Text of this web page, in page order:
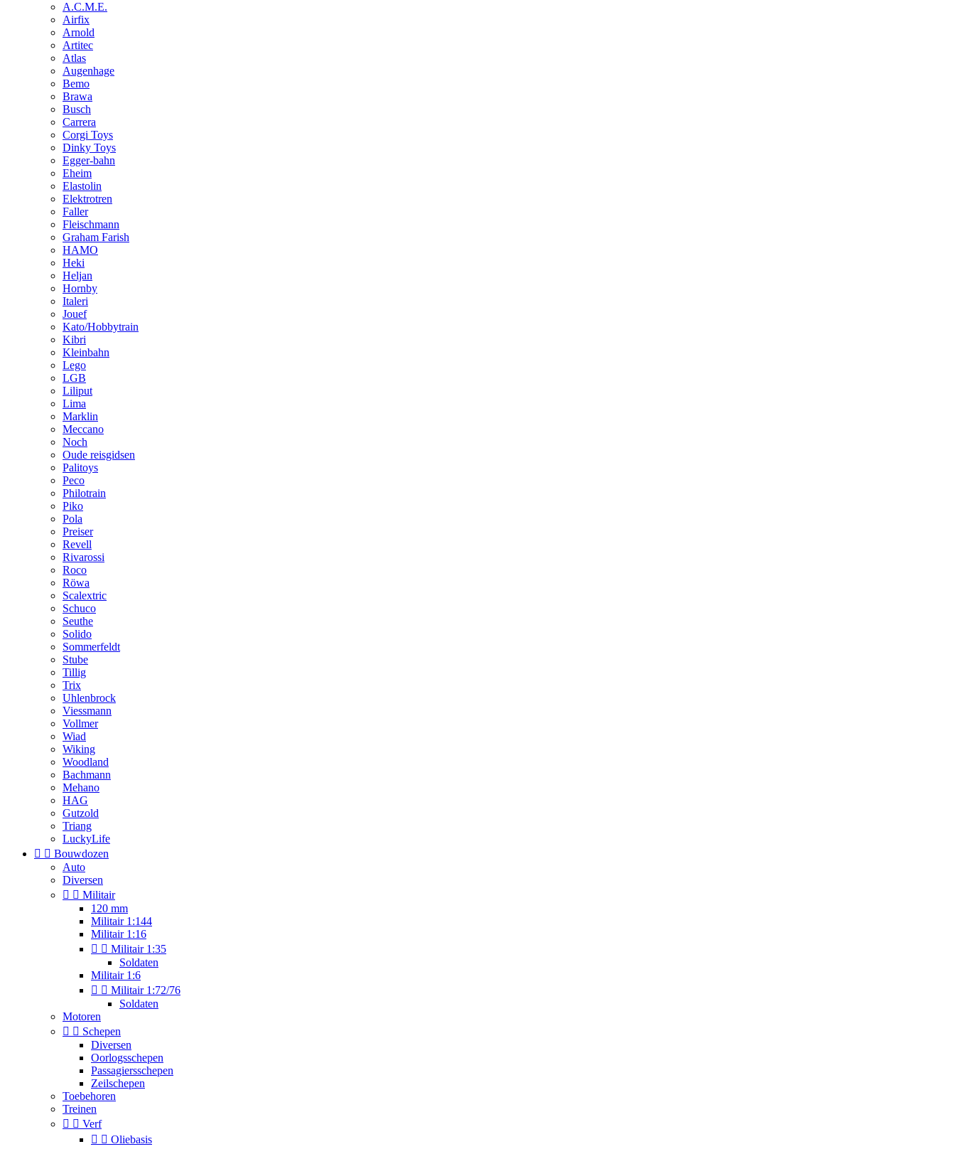
A.C.M.E.
Airfix
Arnold
Artitec
Atlas
Augenhage
Bemo
Brawa
Busch
Carrera
Corgi Toys
Dinky Toys
Egger-bahn
Eheim
Elastolin
Elektrotren
Faller
Fleischmann
Graham Farish
HAMO
Heki
Heljan
Hornby
Italeri
Jouef
Kato/Hobbytrain
Kibri
Kleinbahn
Lego
LGB
Liliput
Lima
Marklin
Meccano
Noch
Oude reisgidsen
Palitoys
Peco
Philotrain
Piko
Pola
Preiser
Revell
Rivarossi
Roco
Röwa
Scalextric
Schuco
Seuthe
Solido
Sommerfeldt
Stube
Tillig
Trix
Uhlenbrock
Viessmann
Vollmer
Wiad
Wiking
Woodland
Bachmann
Mehano
HAG
Gutzold
Triang
LuckyLife
  Bouwdozen
Auto
Diversen
  Militair
120 mm
Militair 1:144
Militair 1:16
  Militair 1:35
Soldaten
Militair 1:6
  Militair 1:72/76
Soldaten
Motoren
  Schepen
Diversen
Oorlogsschepen
Passagiersschepen
Zeilschepen
Toebehoren
Treinen
  Verf
  Oliebasis